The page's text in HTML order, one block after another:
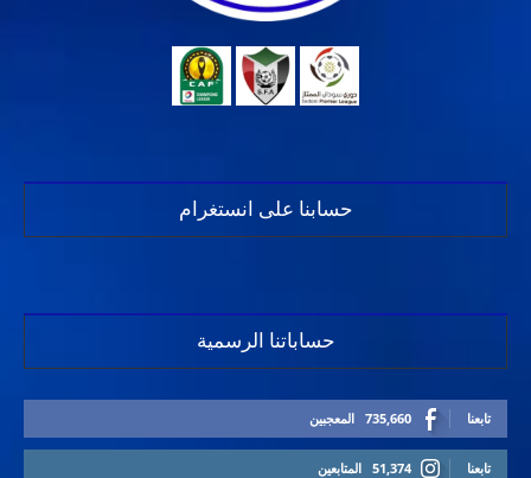
حسابنا على انستغرام
حساباتنا الرسمية
735,660 المعجبين تابعنا
51,374 المتابعين تابعنا